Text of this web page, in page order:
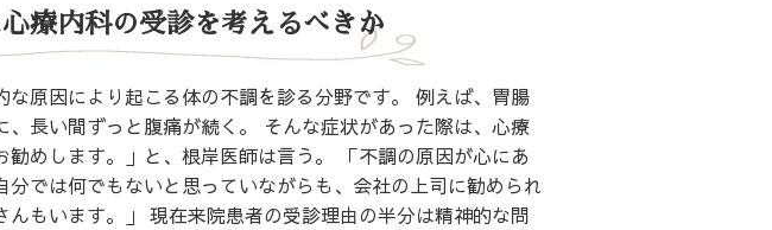
療内科の受診を考えるべきか
な原因により起こる体の不調を診る分野です。 例えば、胃腸
、長い間ずっと腹痛が続く。 そんな症状があった際は、心療
めします。」と、根岸医師は言う。 「不調の原因が心にあ
では何でもないと思っていながらも、会社の上司に勧められ
もいます。」 現在来院患者の受診理由の半分は精神的な問